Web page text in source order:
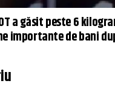
a găsit peste 6
importante de bani